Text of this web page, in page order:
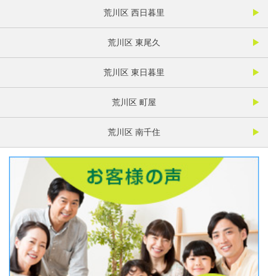
荒川区 西日暮里
荒川区 東尾久
荒川区 東日暮里
荒川区 町屋
荒川区 南千住